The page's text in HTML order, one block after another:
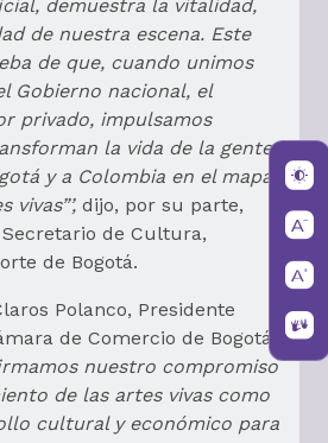
demuestra la vitalidad,
de nuestra escena. Este
de que, cuando unimos
Gobierno nacional, el
privado, impulsamos
la vida de la gente
y a Colombia en el mapa
vivas”’, dijo, por su parte,
de Cultura,
de Bogotá.
Polanco, Presidente
de Comercio de Bogotá
nuestro compromiso
de las artes vivas como
cultural y económico para